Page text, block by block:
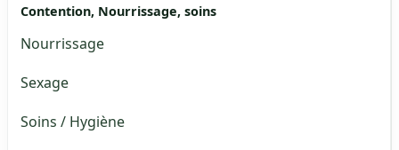
Contention, Nourrissage, soins
Nourrissage
Sexage
Soins / Hygiène